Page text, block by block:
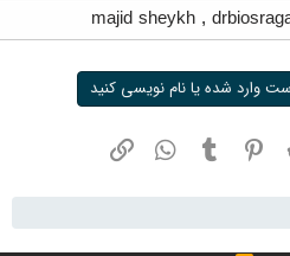
,
majid sheykh
وارد شده یا نام نویسی کنید
ردیت پینترستتامبلر واتسپ